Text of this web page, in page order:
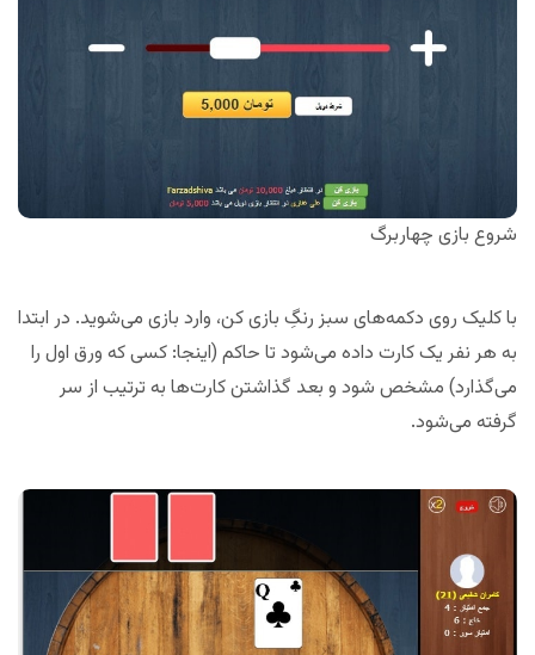
شروع بازی چهاربرگ
با کلیک روی دکمه‌های سبز رنگِ بازی کن، وارد بازی می‌شوید. در ابتدا
به هر نفر یک کارت داده می‌شود تا حاکم (اینجا: کسی که ورق اول را
می‌گذارد) مشخص شود و بعد گذاشتن کارت‌ها به ترتیب از سر
گرفته می‌شود.